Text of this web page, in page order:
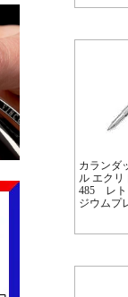
カランダ
ル エクリ
485 レ
ジウムプ